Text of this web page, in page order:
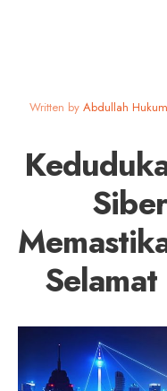
Written by Abdullah Hukum